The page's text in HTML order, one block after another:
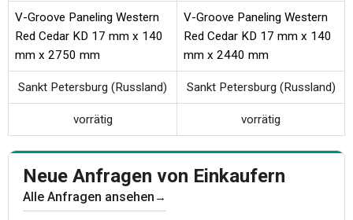
V-Groove Paneling Western
Red Cedar KD 17 mm x 140
mm x 2750 mm
V-Groove Paneling Western
Red Cedar KD 17 mm x 140
mm x 2440 mm
Sankt Petersburg (Russland) Sankt Petersburg (Russland)
vorrätig vorrätig
Neue Anfragen von Einkaufern
Alle Anfragen ansehen →